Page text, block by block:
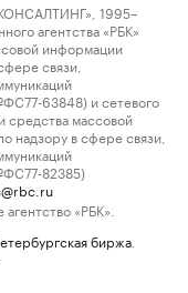
1995–
агентства «РБК»
информации
связи,
63848) и сетевого
средства массовой
надзору в сфере связи,
82385)
«РБК».
биржа